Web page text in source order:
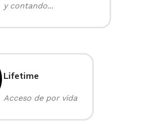
y contando...
Lifetime
Acceso de por vida